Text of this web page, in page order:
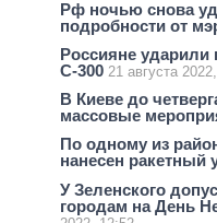
Рф ночью снова
подробности от
Россияне ударили
С-300 21 августа
В Киеве до
массовые
По одному из
нанесен ракетный
У Зеленского
городам на День